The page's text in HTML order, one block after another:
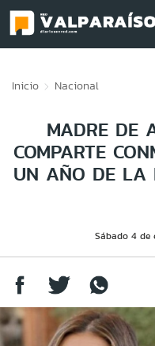
Inicio Nacional
MADRE DE
COMPARTE
UN AÑO DE LA
Sábado 4 de